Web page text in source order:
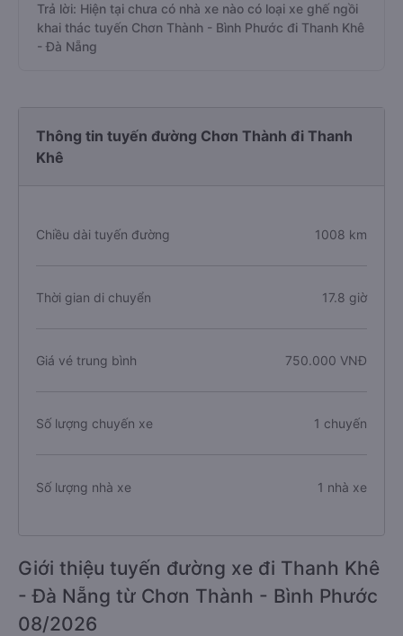
Trả lời: Hiện tại chưa có nhà xe nào có loại xe ghế ngồi
khai thác tuyến Chơn Thành - Bình Phước đi Thanh Khê
- Đà Nẵng
Thông tin tuyến đường Chơn Thành đi Thanh
Khê
Chiều dài tuyến đường 1008 km
Thời gian di chuyển 17.8 giờ
Giá vé trung bình 750.000 VNĐ
Số lượng chuyến xe 1 chuyến
Số lượng nhà xe 1 nhà xe
Giới thiệu tuyến đường xe đi Thanh Khê
- Đà Nẵng từ Chơn Thành - Bình Phước
08/2026